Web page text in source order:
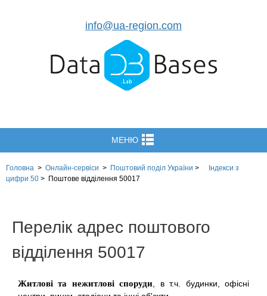
info@ua-region.com
МЕНЮ
Головна > Онлайн-сервіси > Поштовий поділ України >
Індекси з
цифри 50 > Поштове відділення 50017
Перелік адрес поштового
відділення 50017
Житлові та нежитлові споруди , в т.ч. будинки, офісні